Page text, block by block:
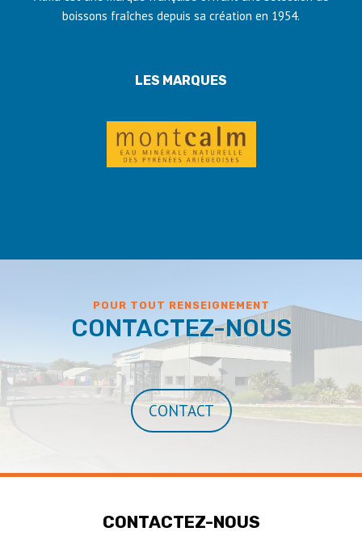
boissons fraîches depuis sa création en 1954.
LES MARQUES
POUR TOUT RENSEIGNEMENT
CONTACTEZ-NOUS
CONTACT
CONTACTEZ-NOUS